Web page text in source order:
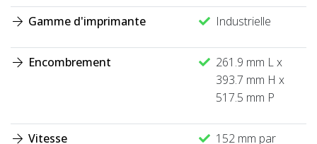
Gamme d'imprimante Industrielle
Encombrement
261.9 mm L x
393.7 mm H x
517.5 mm P
Vitesse 152 mm par